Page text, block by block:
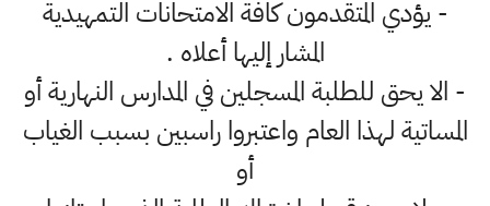
- يؤدي المتقدمون كافة الامتحانات التمهيدية
المشار إليها أعلاه .
- الا يحق للطلبة المسجلين في المدارس النهارية أو
المساتية لهذا العام واعتبروا راسبين بسبب الغياب
أو